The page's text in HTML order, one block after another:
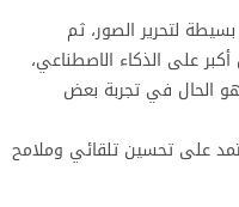
لتحرير الصور، ثم
على الذكاء الاصطناعي،
الحال في تجربة بعض
على تحسين تلقائي وملامح